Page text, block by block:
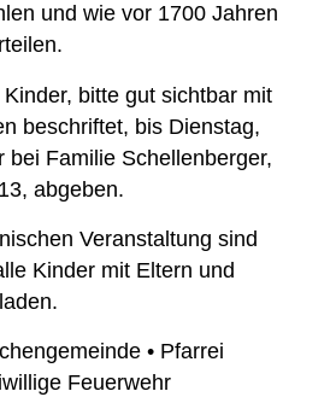
und wie vor 1700 Jahren
bitte gut sichtbar mit
beschriftet, bis Dienstag,
bei Familie Schellenberger,
abgeben.
Veranstaltung sind
Kinder mit Eltern und
• Pfarrei
Feuerwehr